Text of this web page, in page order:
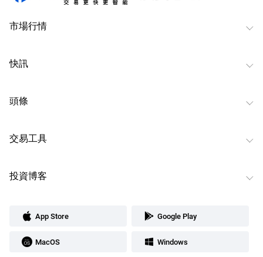
市場行情
快訊
頭條
交易工具
投資博客
App Store Google Play
MacOS Windows